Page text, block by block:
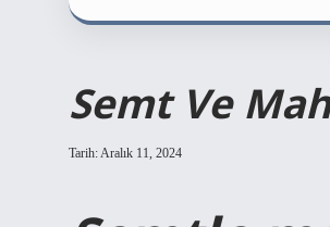
Semt Ve
Tarih: Aralık 11, 2024